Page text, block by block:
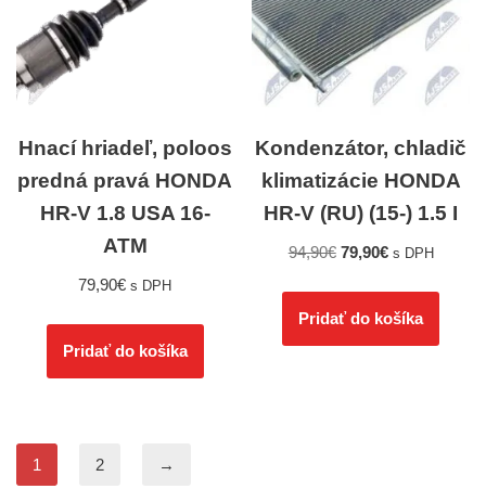
Hnací hriadeľ, poloos
predná pravá HONDA
HR-V 1.8 USA 16-
ATM
79,90€ s DPH
Pridať do košíka
Kondenzátor, chladič
klimatizácie HONDA
HR-V (RU) (15-) 1.5 I
94,90€ 79,90€ s DPH
Pridať do košíka
1 2 →